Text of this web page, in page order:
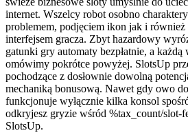
internet. Wszelcy robot osobno
problemem, podjęciem ikon jak i również
interfejsem gracza. Zbyt hazardowy
gatunki gry automaty bezpłatnie, a
omówimy pokrótce powyżej. SlotsUp
pochodzące z dosłownie dowolną
mechaniką bonusową. Nawet gdy owo
funkcjonuje wyłącznie kilka konsol
odkryjesz gryzie wśród %tax_count/slot-
SlotsUp.